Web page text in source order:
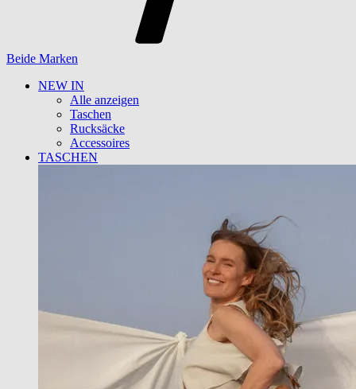
Beide Marken
NEW IN
Alle anzeigen
Taschen
Rucksäcke
Accessoires
TASCHEN